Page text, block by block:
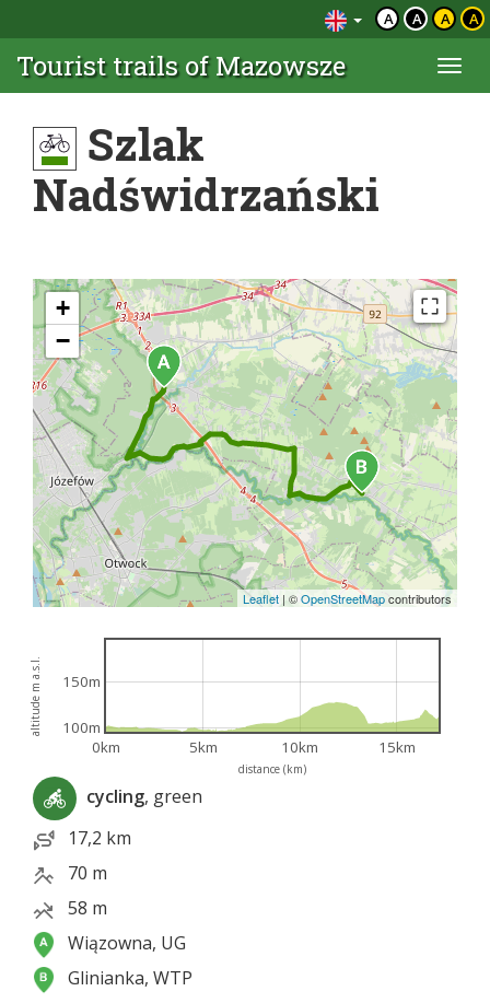
A A A A
Tourist trails of Mazowsze
Szlak
Nadświdrzański
+
−
Leaflet |©OpenStreetMapcontributors
distance (km)
altitude m a.s.l.
0km 5km 10km 15km
100m
150m
cycling, green
17,2 km
70 m
58 m
Wiązowna, UG
Glinianka, WTP